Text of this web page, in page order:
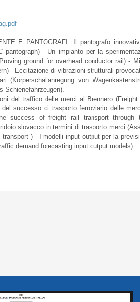
E PANTOGRAFI: Il pantografo
pantograph) - Un impianto per la
ground for overhead conductor rail) -
- Eccitazione di vibrazioni strutturali
(Körperschallanregung von
Schienefahrzeugen).
del traffico delle merci al Brennero
successo di trasporto ferroviario delle
success of freight rail transport through
slovacco in termini di trasporto merci
) - I modelli input output per la
demand forecasting input output models).